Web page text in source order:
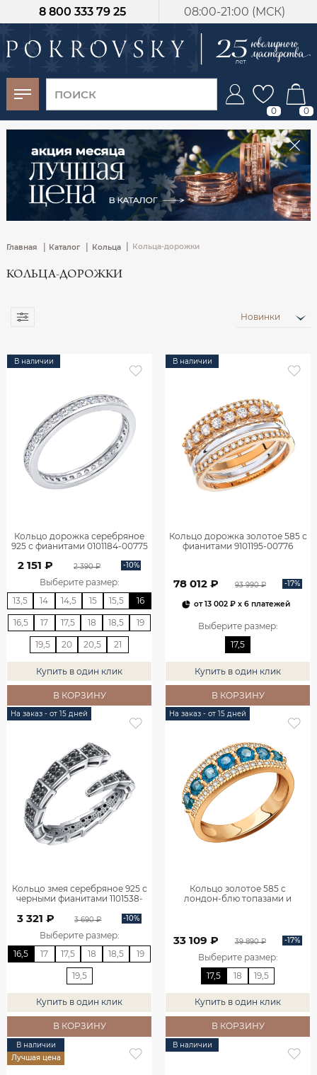
08:00-21:00 (МСК)
8 800 333 79 25
0 0
Главная | Каталог | Кольца Кольца-дорожки
КОЛЬЦА-ДОРОЖКИ
Новинки
В наличии
Кольцо дорожка серебряное
925 с фианитами 0101184-00775
2 151 ₽ 2 390 ₽ -10%
Выберите размер:
13,5
14 14,5 15 15,5 16
16,5 17 17,5 18 18,5 19
19,5 20 20,5 21
Купить в один клик
В КОРЗИНУ
В наличии
Кольцо дорожка золотое 585 с
фианитами 9101195-00776
78 012 ₽ 93 990 ₽ -17%
от13 002 ₽ x 6 платежей
Выберите размер:
17,5
Купить в один клик
В КОРЗИНУ
На заказ - от 15 дней
Кольцо змея серебряное 925 с
черными фианитами 1101538-
3 321 ₽ 3 690 ₽ -10%
Выберите размер:
16,5
17 17,5 18 18,5 19
19,5
Купить в один клик
В КОРЗИНУ
На заказ - от 15 дней
Кольцо золотое 585 с
лондон‑блю топазами и
фианитами 1101143-00740
33 109 ₽ 39 890 ₽ -17%
Выберите размер:
17,5
18 19,5
Купить в один клик
В КОРЗИНУ
В наличии
Лучшая цена
В наличии
-30%
от 15 дней с
момента оплаты